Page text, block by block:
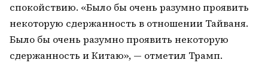
спокойствию. «Было бы очень разумно проявить
некоторую сдержанность в отношении Тайваня.
Было бы очень разумно проявить некоторую
сдержанность и Китаю», — отметил Трамп.